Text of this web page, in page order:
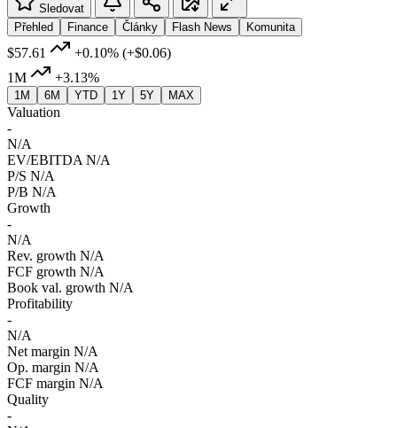
Sledovat
Přehled
Finance Články Flash News Komunita
$57.61 +0.10% (+$0.06)
1M
+3.13%
1M 6M YTD 1Y 5Y MAX
Valuation
-
N/A
EV/EBITDA N/A
P/S N/A
P/B N/A
Growth
-
N/A
Rev. growth N/A
FCF growth N/A
Book val. growth N/A
Profitability
-
N/A
Net margin N/A
Op. margin N/A
FCF margin N/A
Quality
-